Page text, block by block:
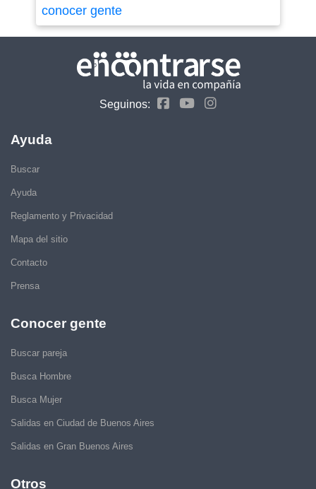
conocer gente
Seguinos:
Ayuda
Buscar
Ayuda
Reglamento y Privacidad
Mapa del sitio
Contacto
Prensa
Conocer gente
Buscar pareja
Busca Hombre
Busca Mujer
Salidas en Ciudad de Buenos Aires
Salidas en Gran Buenos Aires
Otros